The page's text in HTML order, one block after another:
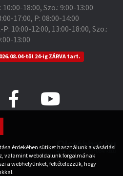
18:00, Szo.: 9:00-13:00
17:00, P: 08:00-14:00
10:00-12:00, 13:00-18:00, Szo.:
13:00
től 24-ig ZÁRVA tart.
érdekében sütiket használunk a vásárlási
valamint weboldalunk forgalmának
a webhelyünket, feltételezzük, hogy